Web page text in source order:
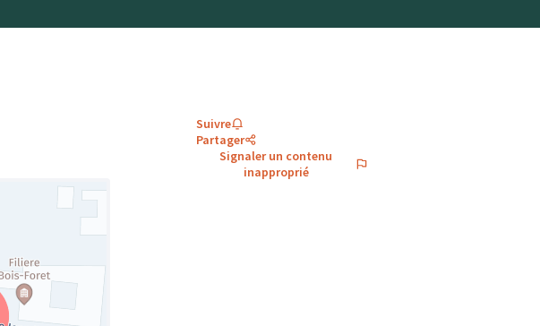
Suivre
Partager
Signaler un contenu
inapproprié